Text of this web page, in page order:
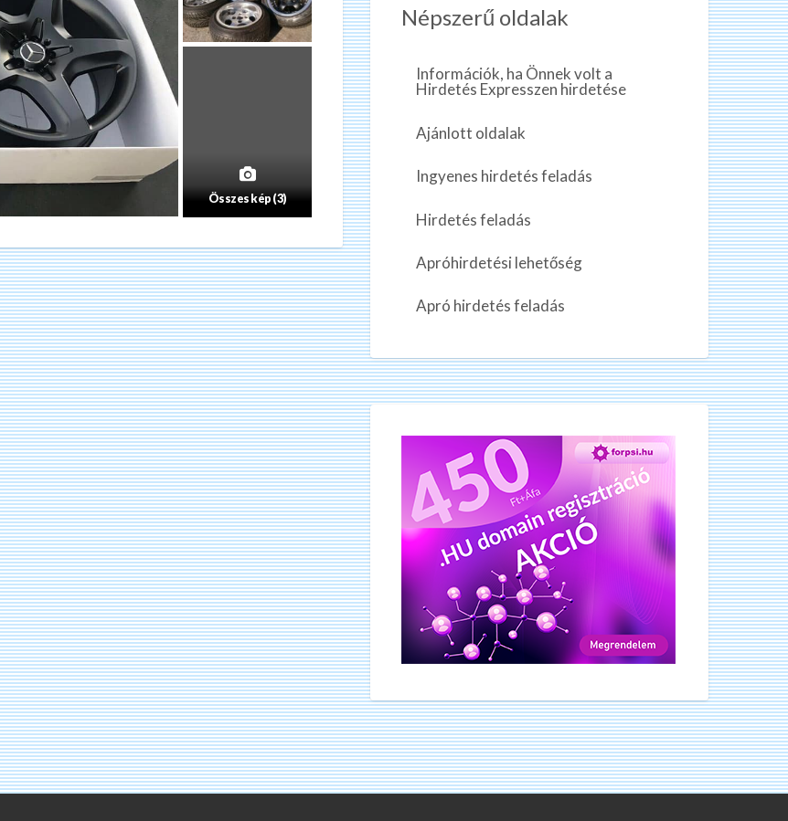
Összes kép (3)
Népszerű oldalak
Információk, ha Önnek volt a
Hirdetés Expresszen hirdetése
Ajánlott oldalak
Ingyenes hirdetés feladás
Hirdetés feladás
Apróhirdetési lehetőség
Apró hirdetés feladás